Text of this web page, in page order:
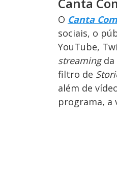
O Canta
sociais, o
YouTube,
streamingda
filtro de
além de
programa, a